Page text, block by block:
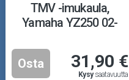
TMV -imukaula,
Yamaha YZ250 02-
Osta 31,90 €
Kysysaatavuutta